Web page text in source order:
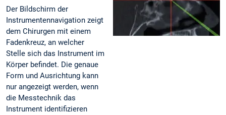
Der Bildschirm der
Instrumentennavigation zeigt
dem Chirurgen mit einem
Fadenkreuz, an welcher
Stelle sich das Instrument im
Körper befindet. Die genaue
Form und Ausrichtung kann
nur angezeigt werden, wenn
die Messtechnik das
Instrument identifizieren